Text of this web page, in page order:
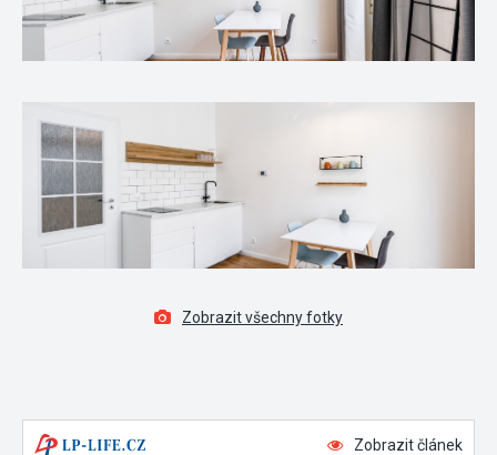
Zobrazit všechny fotky
Zobrazit článek